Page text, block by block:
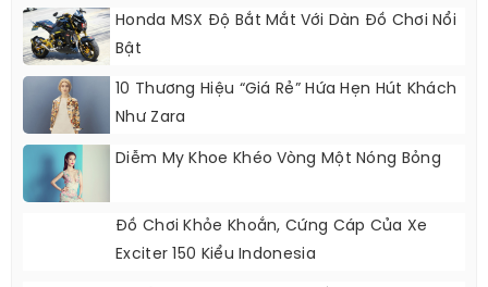
Honda MSX Độ Bắt Mắt Với Dàn Đồ Chơi Nổi
Bật
10 Thương Hiệu “giá Rẻ” Hứa Hẹn Hút Khách
Như Zara
Diễm My Khoe Khéo Vòng Một Nóng Bỏng
Đồ Chơi Khỏe Khoắn, Cứng Cáp Của Xe
Exciter 150 Kiểu Indonesia